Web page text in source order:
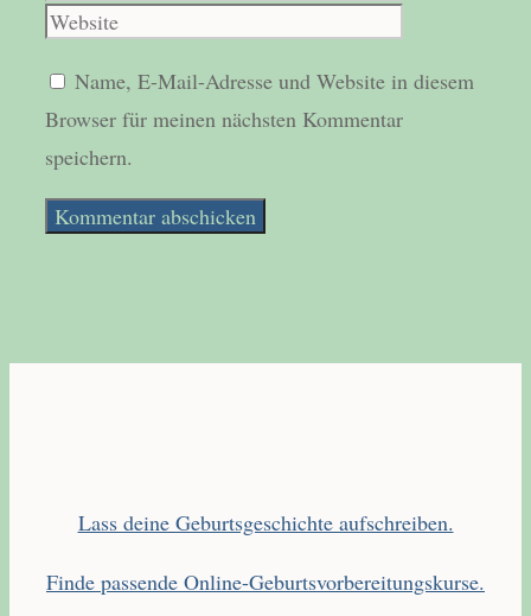
Name, E-Mail-Adresse und Website in diesem
Browser für meinen nächsten Kommentar
speichern.
Lass deine Geburtsgeschichte aufschreiben.
Finde passende Online-Geburtsvorbereitungskurse.